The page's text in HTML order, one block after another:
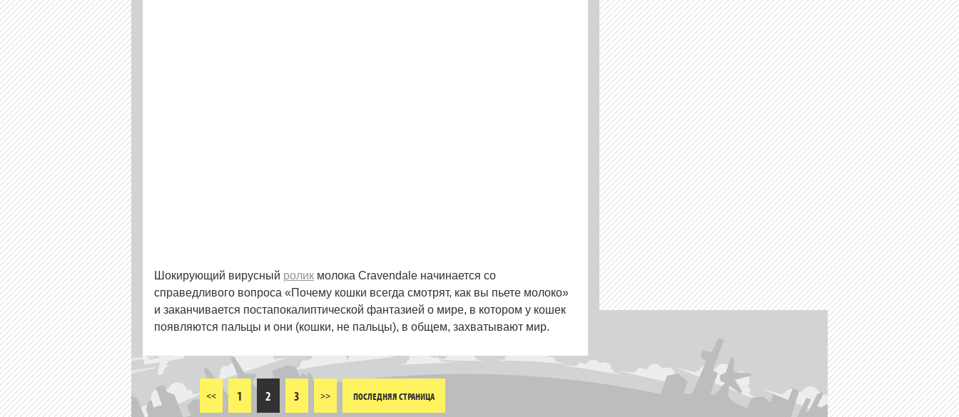
Шокирующий вирусный ролик молока Cravendale начинается со
справедливого вопроса «Почему кошки всегда смотрят, как вы пьете молоко»
и заканчивается постапокалиптической фантазией о мире, в котором у кошек
появляются пальцы и они (кошки, не пальцы), в общем, захватывают мир.
<< 1 2 3 >> ПОСЛЕДНЯЯ СТРАНИЦА